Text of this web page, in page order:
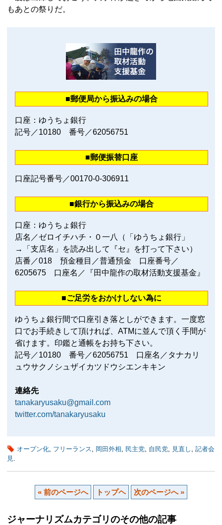
もあとの祭りだ。
■郵便局から振込みの場合
口座：ゆうちょ銀行
記号／10180 番号／62056751
■郵便振替口座
口座記号番号／00170‐0‐306911
■銀行から振込みの場合
口座：ゆうちょ銀行
店名／ゼロイチハチ・０一八（「ゆうちょ銀行」
→「支店名」を読み出して『セ』を打って下さい）
店番／018 預金種目／普通預金 口座番号／
6205675 口座名／『田中龍作の取材活動支援基金』
■ご足労をおかけしない為に
ゆうちょ銀行間で口座引き落としができます。一度窓
口でお手続きして頂ければ、ATMに並んで頂く手間が
省けます。印鑑と通帳をお持ち下さい。
記号／10180 番号／62056751 口座名／タナカリ
ュウサクノシュザイカツドウシエンキキン
連絡先
tanakaryusaku@gmail.com
twitter.com/tanakaryusaku
オープン化, フリーランス, 岡田外相, 民主党, 自民党, 見直し , 記者会
見.
« 前のページへ トップヘ 次のページへ »
ジャーナリズムカテゴリのその他の記事